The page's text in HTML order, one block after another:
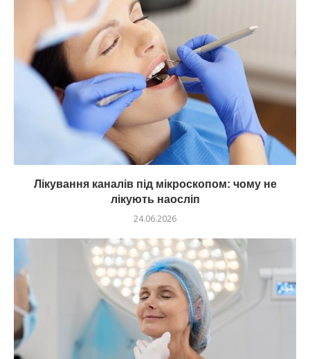
Лікування каналів під мікроскопом: чому не
лікують наосліп
24.06.2026